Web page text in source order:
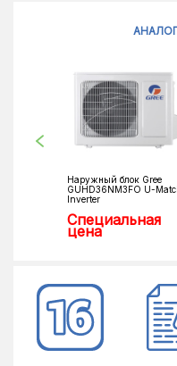
Наружный блок Gree
GUHD36NM3FO U-
Inverter
Специальная
цена